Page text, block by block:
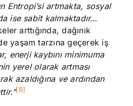
Entropi’si artmakta, sosyal
ise sabit kalmaktadır…
arttığında, dağınık
yaşam tarzına geçerek iş
enerji kaybını minimuma
yerel olarak artması
azaldığına ve ardından
[8]